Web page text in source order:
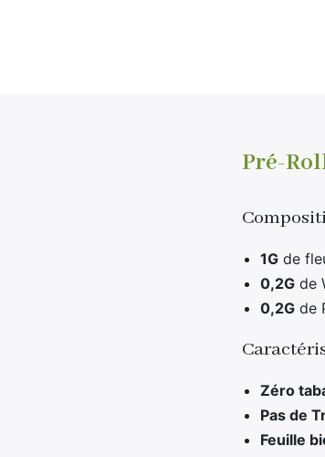
Pré-
1G de
0,2G de
0,2G de
Zéro
Pas de
Feuille